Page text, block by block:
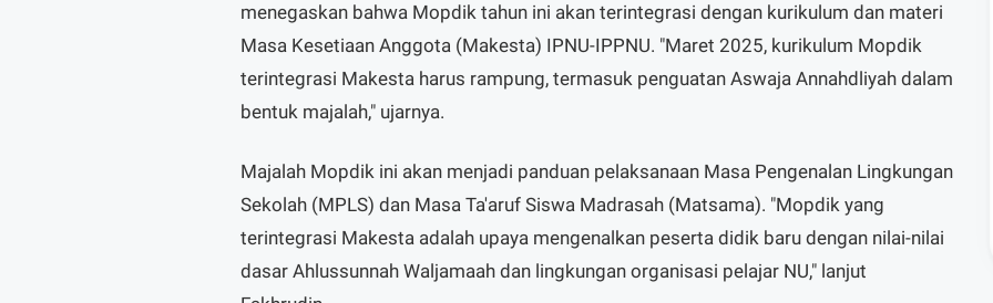
menegaskan bahwa Mopdik tahun ini akan terintegrasi dengan kurikulum dan materi
Masa Kesetiaan Anggota (Makesta) IPNU-IPPNU. "Maret 2025, kurikulum Mopdik
terintegrasi Makesta harus rampung, termasuk penguatan Aswaja Annahdliyah dalam
bentuk majalah," ujarnya.
Majalah Mopdik ini akan menjadi panduan pelaksanaan Masa Pengenalan Lingkungan
Sekolah (MPLS) dan Masa Ta'aruf Siswa Madrasah (Matsama). "Mopdik yang
terintegrasi Makesta adalah upaya mengenalkan peserta didik baru dengan nilai-nilai
dasar Ahlussunnah Waljamaah dan lingkungan organisasi pelajar NU," lanjut